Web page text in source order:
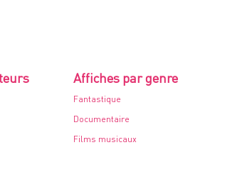
Affiches par genre
Fantastique
Documentaire
Films musicaux